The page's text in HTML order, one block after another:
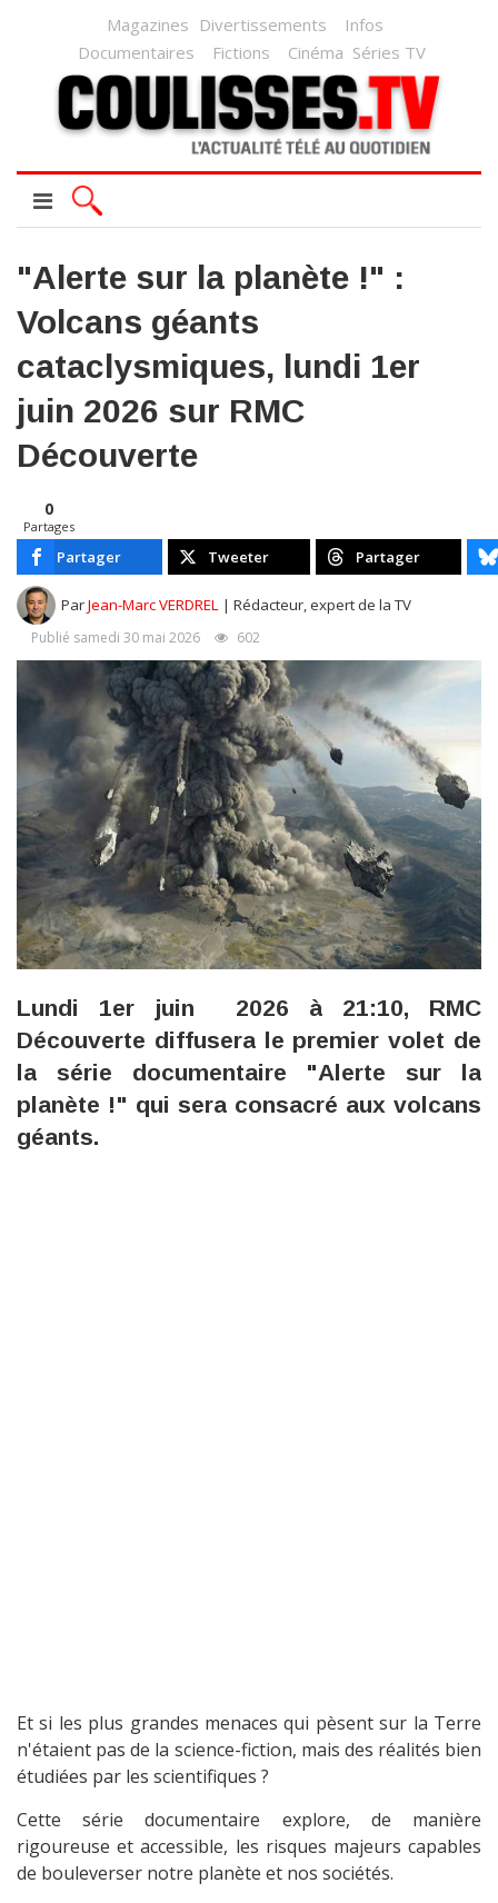
Magazines Divertissements
Infos
Documentaires
Fictions Cinéma Séries TV
"Alerte sur la planète !" :
Volcans géants
cataclysmiques, lundi 1er
juin 2026 sur RMC
Découverte
0
Partages
Partager Tweeter Partager
ParJean-Marc VERDREL | Rédacteur, expert de la TV
Publié samedi 30 mai 2026 602
Lundi 1er juin 2026 à 21:10, RMC
Découverte diffusera le premier volet de
la série documentaire "Alerte sur la
planète !" qui sera consacré aux volcans
géants.
Et si les plus grandes menaces qui pèsent sur la Terre
n'étaient pas de la science-fiction, mais des réalités bien
étudiées par les scientifiques ?
Cette série documentaire explore, de manière
rigoureuse et accessible, les risques majeurs capables
de bouleverser notre planète et nos sociétés.